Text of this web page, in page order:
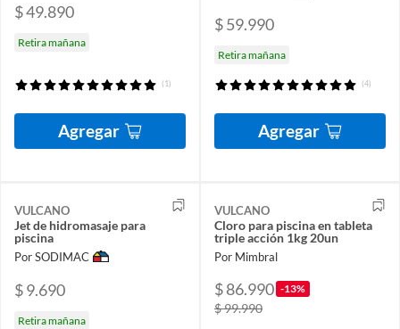
$ 49.890
Retira mañana
(1)
Agregar
$ 59.990
Retira mañana
(4)
Agregar
VULCANO
Jet de hidromasaje para
piscina
Por SODIMAC
$ 9.690
Retira mañana
VULCANO
Cloro para piscina en tableta
triple acción 1kg 20un
Por Mimbral
$ 86.990 -13%
$ 99.990